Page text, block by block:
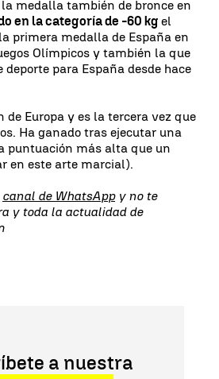
medalla también de bronce en
en la categoría de -60 kg el
primera medalla de España en
Olímpicos y también la que
deporte para España desde hace
de Europa y es la tercera vez que
Ha ganado tras ejecutar una
puntuación más alta que un
en este arte marcial).
canal de WhatsAppy no te
y toda la actualidad de
a nuestra